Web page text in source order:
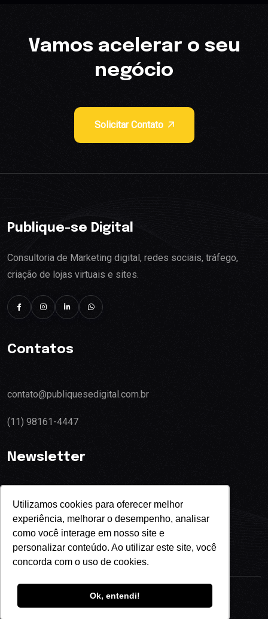
Utilizamos cookies para oferecer melhor
experiência, melhorar o desempenho, analisar
como você interage em nosso site e
personalizar conteúdo. Ao utilizar este site, você
concorda com o uso de cookies.
Ok, entendi!
Vamos acelerar o seu
negócio
Solicitar Contato
Publique-se Digital
Consultoria de Marketing digital, redes sociais, tráfego,
criação de lojas virtuais e sites.
Contatos
contato@publiquesedigital.com.br
(11) 98161-4447
Newsletter
Eu concordo com o termos de privacidade
Publique-se Digital.